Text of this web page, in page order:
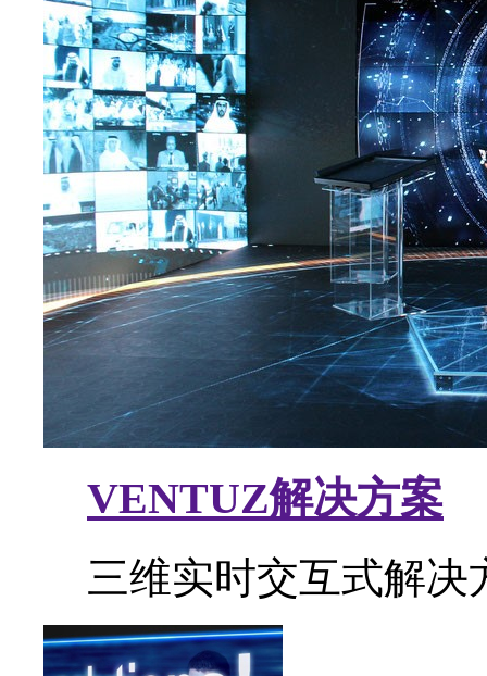
VENTUZ解决方案
三维实时交互式解决